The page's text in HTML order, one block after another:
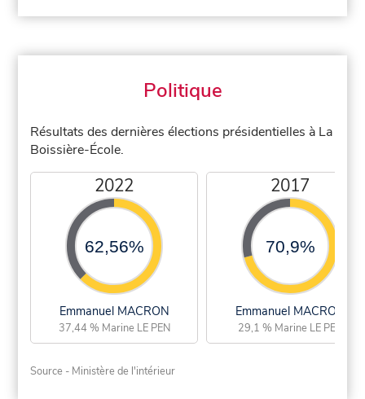
Politique
Résultats des dernières élections présidentielles à La
Boissière-École.
2022
62,56%
Emmanuel MACRON
37,44 % Marine LE PEN
2017
70,9%
Emmanuel MACRON
29,1 % Marine LE PEN
Source - Ministère de l'intérieur